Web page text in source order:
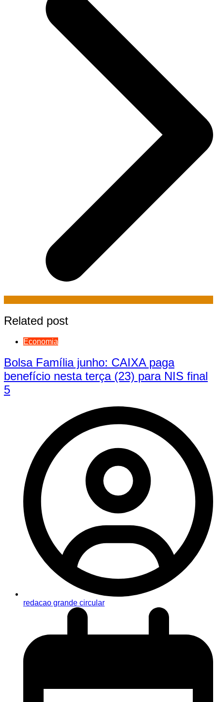
Related post
Economia
Bolsa Família junho: CAIXA paga
benefício nesta terça (23) para NIS final
5
redacao grande circular